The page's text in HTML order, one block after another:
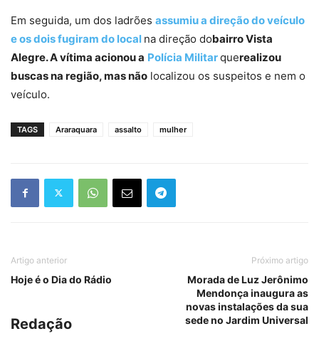
Em seguida, um dos ladrões assumiu a direção do veículo
e os dois fugiram do local na direção dobairro Vista
Alegre. A vítima acionou a Polícia Militarquerealizou
buscas na região, mas não localizou os suspeitos e nem o
veículo.
TAGS Araraquara assalto mulher
Artigo anterior
Hoje é o Dia do Rádio
Próximo artigo
Morada de Luz Jerônimo
Mendonça inaugura as
novas instalações da sua
sede no Jardim Universal
Redação